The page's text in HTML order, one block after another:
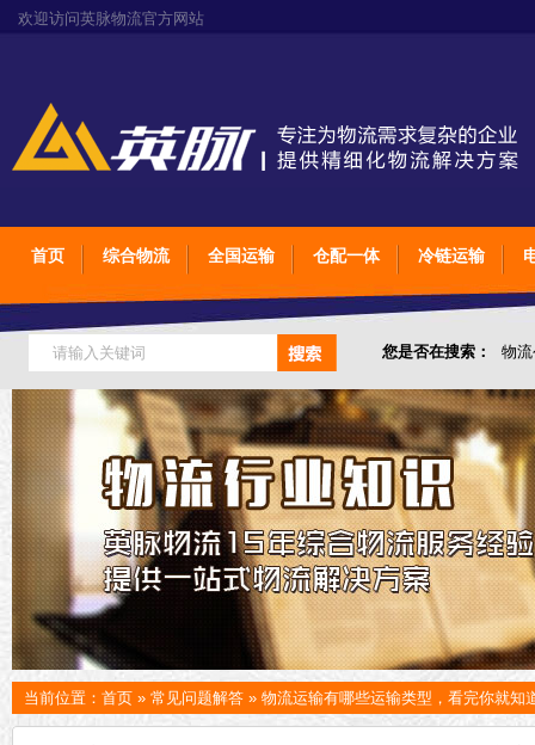
欢迎访问英脉物流官方网站
首页 综合物流 全国运输 仓配一体 冷链运输
您是否在搜索： 物
仓储综合专业定制物
当前位置： 首页 » 常见问题解答 » 物流运输有哪些运输类型，看完你就知